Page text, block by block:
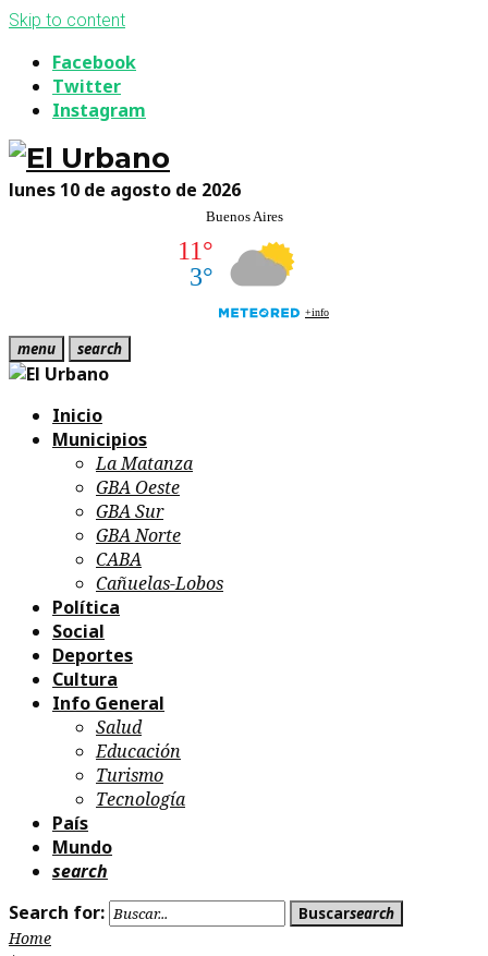
Skip to content
Facebook
Twitter
Instagram
lunes 10 de agosto de 2026
menu search
Inicio
Municipios
La Matanza
GBA Oeste
GBA Sur
GBA Norte
CABA
Cañuelas-Lobos
Política
Social
Deportes
Cultura
Info General
Salud
Educación
Turismo
Tecnología
País
Mundo
search
Search for:
Buscarsearch
Home